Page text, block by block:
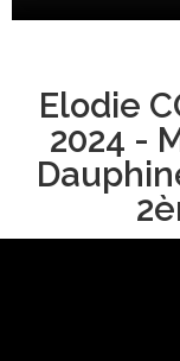
Elodie
2024 -